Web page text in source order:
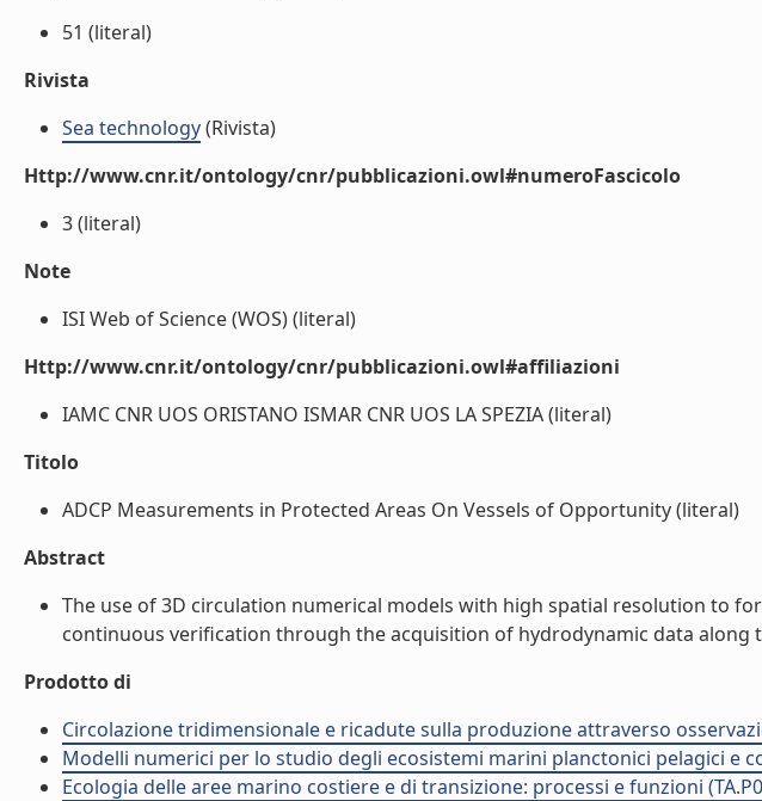
51 (literal)
Rivista
Sea technology(Rivista)
Http://www.cnr.it/ontology/cnr/pubblicazioni.owl#numeroFascicolo
3 (literal)
Note
ISI Web of Science (WOS) (literal)
Http://www.cnr.it/ontology/cnr/pubblicazioni.owl#affiliazioni
IAMC CNR UOS ORISTANO ISMAR CNR UOS LA SPEZIA (literal)
Titolo
ADCP Measurements in Protected Areas On Vessels of Opportunity (literal)
Abstract
The use of 3D circulation numerical models with high spatial resolution to
continuous verification through the acquisition of hydrodynamic data along
Prodotto di
Circolazione tridimensionale e ricadute sulla produzione attraverso
Modelli numerici per lo studio degli ecosistemi marini planctonici pelagici e
Ecologia delle aree marino costiere e di transizione: processi e funzioni